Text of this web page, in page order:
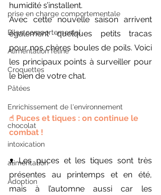
prise en charge comportementale
Bilan comportemental
Alimentation féline
Croquettes
Pâtées
Enrichissement de l'environnement
chocolat
intoxication
alimentation
Adoption
humidité s’installent.
Avec cette nouvelle saison arrivent
également quelques petits tracas
pour nos chères boules de poils. Voici
les principaux points à surveiller pour
le bien de votre chat.
☝︎︎ Puces et tiques : on continue le
combat !
ᴥ︎ Les puces et les tiques sont très
présentes au printemps et en été,
mais à l’automne aussi car les